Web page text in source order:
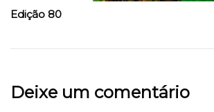
Edição 80
Deixe um comentário